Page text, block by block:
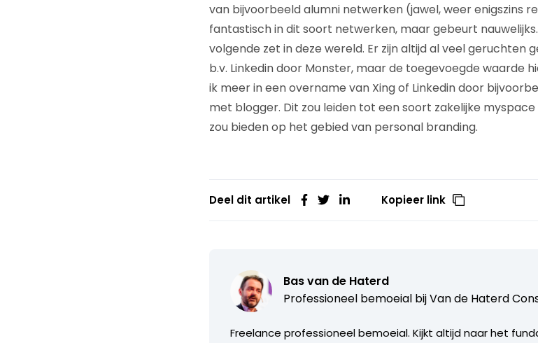
van bijvoorbeeld alumni netwerken (jawel, weer enigszins
fantastisch in dit soort netwerken, maar gebeurt
volgende zet in deze wereld. Er zijn altijd al veel geruchten
b.v. Linkedin door Monster, maar de toegevoegde waarde
ik meer in een overname van Xing of Linkedin door
met blogger. Dit zou leiden tot een soort zakelijke
zou bieden op het gebied van personal branding.
Deel dit artikel Kopieer link
Bas van de Haterd
Professioneel bemoeial bijVan de Haterd
Freelance professioneel bemoeial. Kijkt altijd naar het